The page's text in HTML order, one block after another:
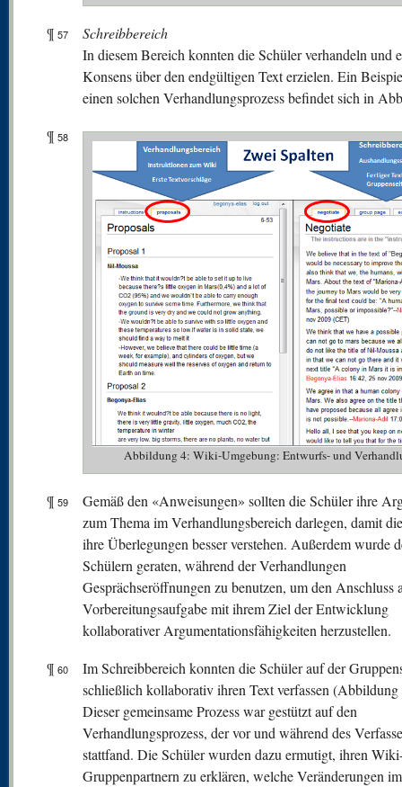
¶ 57
Schreibbereich
In diesem Bereich konnten die Schüler verhandeln und
Konsens über den endgültigen Text erzielen. Ein
einen solchen Verhandlungsprozess befindet sich in
¶ 58
Abbildung 4: Wiki-Umgebung: Entwurfs- und
¶ 59
Gemäß den «Anweisungen» sollten die Schüler ihre
zum Thema im Verhandlungsbereich darlegen, damit
ihre Überlegungen besser verstehen. Außerdem wurde
Schülern geraten, während der Verhandlungen
Gesprächseröffnungen zu benutzen, um den Anschluss
Vorbereitungsaufgabe mit ihrem Ziel der Entwicklung
kollaborativer Argumentationsfähigkeiten herzustellen.
¶ 60
Im Schreibbereich konnten die Schüler auf der
schließlich kollaborativ ihren Text verfassen (Abbildung
Dieser gemeinsame Prozess war gestützt auf den
Verhandlungsprozess, der vor und während des
stattfand. Die Schüler wurden dazu ermutigt, ihren
Gruppenpartnern zu erklären, welche Veränderungen im